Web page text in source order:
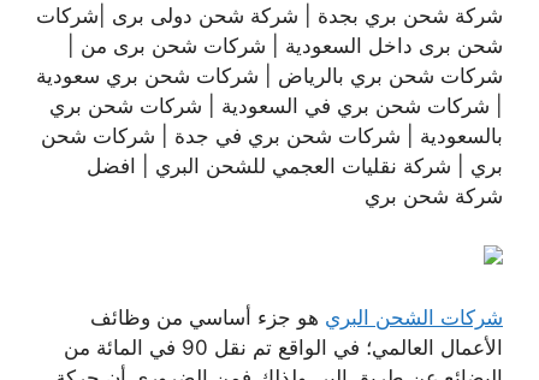
شركة شحن بري بجدة | شركة شحن دولى برى |شركات
شحن برى داخل السعودية | شركات شحن برى من |
شركات شحن بري بالرياض | شركات شحن بري سعودية
| شركات شحن بري في السعودية | شركات شحن بري
بالسعودية | شركات شحن بري في جدة | شركات شحن
بري | شركة نقليات العجمي للشحن البري | افضل
شركة شحن بري
شركات الشحن البري هو جزء أساسي من وظائف
الأعمال العالمي؛ في الواقع تم نقل 90 في المائة من